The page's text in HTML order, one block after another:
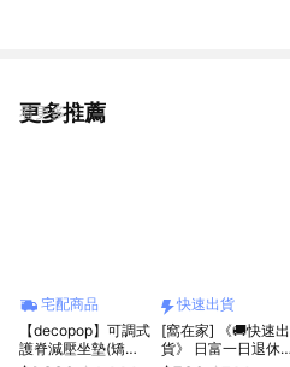
更多推薦
看更多
宅配商品
【decopop】可調式
護脊減壓坐墊(矯正
快速出貨
[窩在家] 《🚚快速出
貨》 日富一日退休